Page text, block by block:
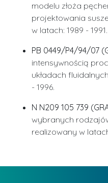
modelu złoża
projektowania
w latach: 1989 - 1991.
PB 0449/P4/94/07
intensywnością
układach
- 1996.
N N209 105 739
wybranych
realizowany w